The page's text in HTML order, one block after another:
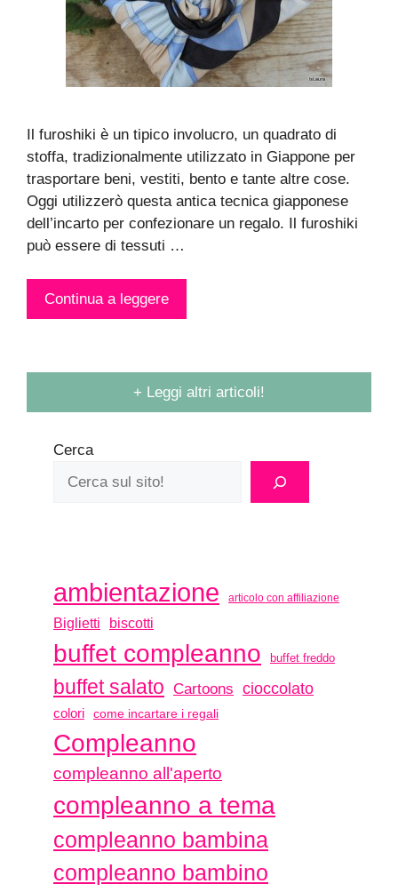
Il furoshiki è un tipico involucro, un quadrato di
stoffa, tradizionalmente utilizzato in Giappone per
trasportare beni, vestiti, bento e tante altre cose.
Oggi utilizzerò questa antica tecnica giapponese
dell’incarto per confezionare un regalo. Il furoshiki
può essere di tessuti …
Continua a leggere
+ Leggi altri articoli!
Cerca
ambientazione articolo con affiliazione
Biglietti biscotti
buffet compleanno buffet freddo
buffet salato Cartoons cioccolato
colori come incartare i regali
Compleanno
compleanno all'aperto
compleanno a tema
compleanno bambina
compleanno bambino